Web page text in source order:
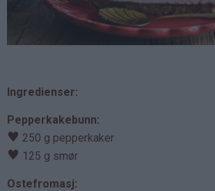
Ingredienser:
Pepperkakebunn:
♥ 250 g pepperkaker
♥ 125 g smør
Ostefromasj: